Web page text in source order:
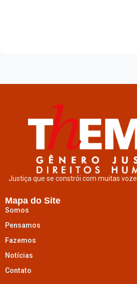
Justiça que se constrói com muitas
Mapa do Site
Somos
Pensamos
Fazemos
Notícias
Contato